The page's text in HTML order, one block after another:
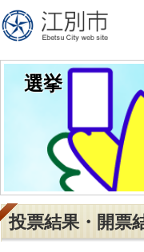
選挙
投票結果・開票